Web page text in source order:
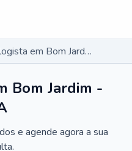
Ginecologista em Bom Jardim - MA
Bom Jardim -
e agende agora a sua